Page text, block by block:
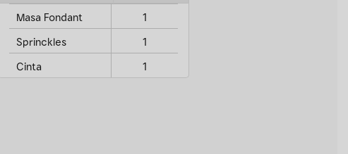
Masa Fondant 1
Sprinckles 1
Cinta 1